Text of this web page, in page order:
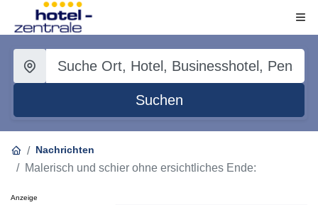
Suchen
Nachrichten
Malerisch und schier ohne ersichtliches Ende:
Anzeige